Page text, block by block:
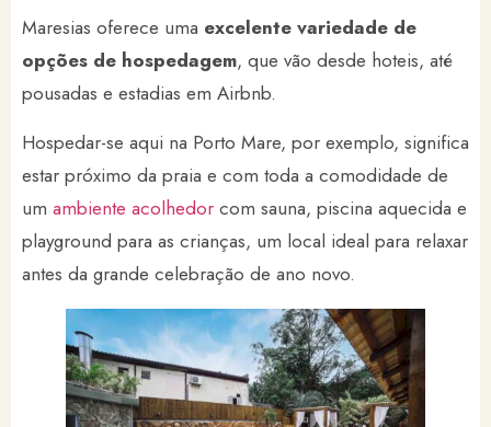
Maresias oferece uma excelente variedade de
opções de hospedagem, que vão desde hoteis, até
pousadas e estadias em Airbnb.
Hospedar-se aqui na Porto Mare, por exemplo, significa
estar próximo da praia e com toda a comodidade de
um ambiente acolhedor com sauna, piscina aquecida e
playground para as crianças, um local ideal para relaxar
antes da grande celebração de ano novo.